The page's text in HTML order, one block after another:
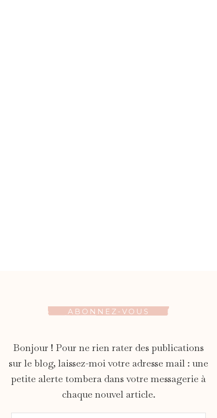
ABONNEZ-VOUS
Bonjour ! Pour ne rien rater des publications
sur le blog, laissez-moi votre adresse mail : une
petite alerte tombera dans votre messagerie à
chaque nouvel article.